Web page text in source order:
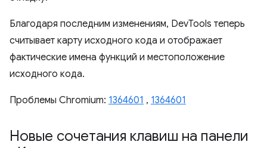
Благодаря последним изменениям, DevTools теперь
считывает карту исходного кода и отображает
фактические имена функций и местоположение
исходного кода.
Проблемы Chromium: 1364601 , 1364601
Новые сочетания клавиш на панели